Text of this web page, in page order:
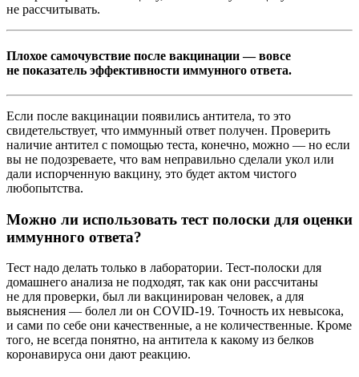
не рассчитывать.
Плохое самочувствие после вакцинации — вовсе
не показатель эффективности иммунного ответа.
Если после вакцинации появились антитела, то это
свидетельствует, что иммунный ответ получен. Проверить
наличие антител с помощью теста, конечно, можно — но если
вы не подозреваете, что вам неправильно сделали укол или
дали испорченную вакцину, это будет актом чистого
любопытства.
Можно ли использовать тест полоски для оценки
иммунного ответа?
Тест надо делать только в лаборатории. Тест-полоски для
домашнего анализа не подходят, так как они рассчитаны
не для проверки, был ли вакцинирован человек, а для
выяснения — болел ли он COVID-19. Точность их невысока,
и сами по себе они качественные, а не количественные. Кроме
того, не всегда понятно, на антитела к какому из белков
коронавируса они дают реакцию.